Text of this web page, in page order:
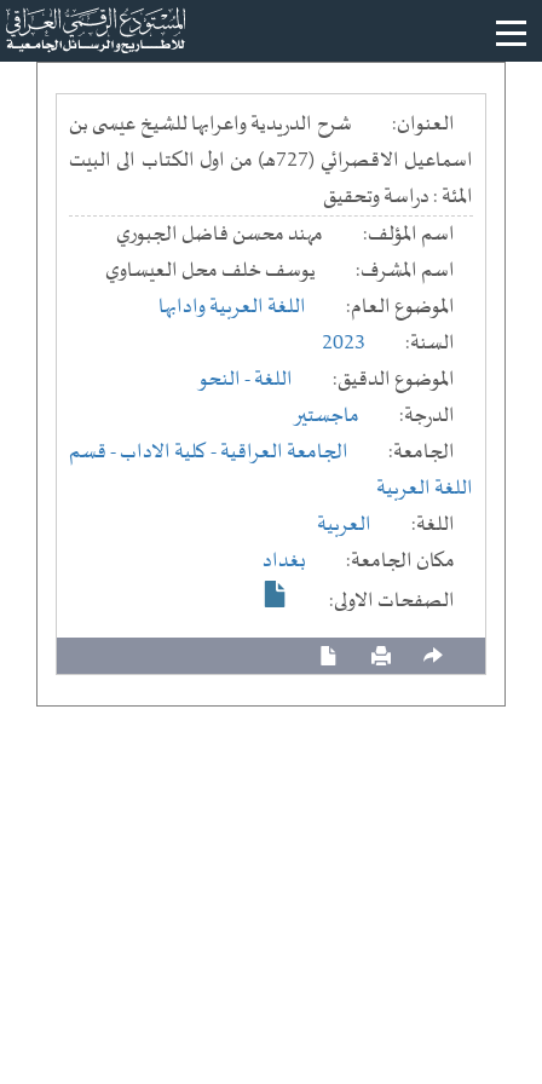
العنوان:
شرح الدريدية واعرابها للشيخ عيسى بن
اسماعيل الاقصرائي (727هـ) من اول الكتاب الى البيت
المئة : دراسة وتحقيق
اسم المؤلف:
مهند محسن فاضل الجبوري
اسم المشرف:
يوسف خلف محل العيساوي
الموضوع العام:
اللغة العربية وادابها
السنة:
2023
الموضوع الدقيق:
اللغة - النحو
الدرجة:
ماجستير
الجامعة:
الجامعة العراقية- كلية الاداب- قسم
اللغة العربية
اللغة:
العربية
مكان الجامعة:
بغداد
الصفحات الاولى: